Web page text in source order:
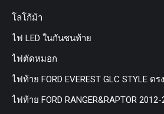
โลโก้ม้า
ไฟ LED ในกันชนท้าย
ไฟตัดหมอก
ไฟท้าย FORD EVEREST GLC STYLE ต
ไฟท้าย FORD RANGER&RAPTOR 2012-